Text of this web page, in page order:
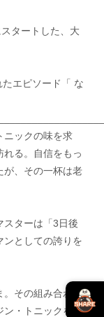
タートした、大
エピソード「 な
ニックの味を求
る。自信をもっ
が、その一杯は老
スターは「3日後
ンとしての誇りを
。その組み合わせ
ン・トニックを追